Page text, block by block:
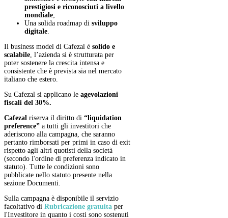
prestigiosi e riconosciuti a livello
mondiale;
Una solida roadmap di sviluppo
digitale.
Il business model di Cafezal è solido e
scalabile, l’azienda si è strutturata per
poter sostenere la crescita intensa e
consistente che è prevista sia nel mercato
italiano che estero.
Su Cafezal si applicano le agevolazioni
fiscali del 30%.
Cafezal riserva il diritto di “liquidation
preference” a tutti gli investitori che
aderiscono alla campagna, che saranno
pertanto rimborsati per primi in caso di exit
rispetto agli altri quotisti della società
(secondo l'ordine di preferenza indicato in
statuto). Tutte le condizioni sono
pubblicate nello statuto presente nella
sezione Documenti.
Sulla campagna è disponibile il servizio
facoltativo di Rubricazione gratuita per
l'Investitore in quanto i costi sono sostenuti